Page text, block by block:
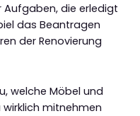
Aufgaben, die erledigt
das Beantragen
der Renovierung
welche Möbel und
mitnehmen